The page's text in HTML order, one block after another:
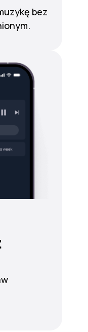
bez